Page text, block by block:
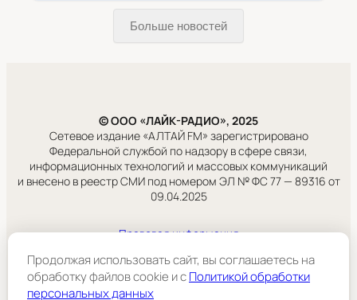
Больше новостей
© ООО «ЛАЙК-РАДИО», 2025
Сетевое издание «АЛТАЙ FM» зарегистрировано
Федеральной службой по надзору в сфере связи,
информационных технологий и массовых коммуникаций
и внесено в реестр СМИ под номером ЭЛ № ФС 77 — 89316 от
09.04.2025
Правовая информация
ООО «ЛАЙК-РАДИО».
Продолжая использовать сайт, вы соглашаетесь на
обработку файлов cookie и cПолитикой обработки
персональных данных